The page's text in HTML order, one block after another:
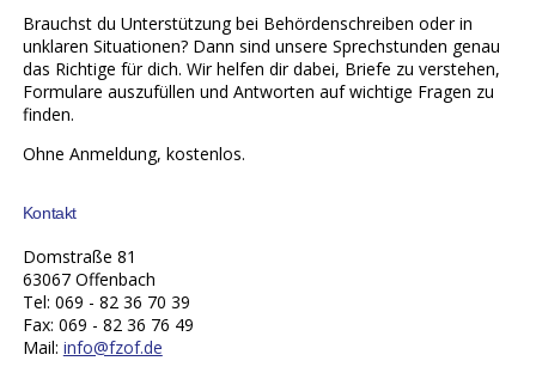
Brauchst du Unterstützung bei Behördenschreiben oder in
unklaren Situationen? Dann sind unsere Sprechstunden genau
das Richtige für dich. Wir helfen dir dabei, Briefe zu verstehen,
Formulare auszufüllen und Antworten auf wichtige Fragen zu
finden.
Ohne Anmeldung, kostenlos.
Kontakt
Domstraße 81
63067 Offenbach
Tel: 069 - 82 36 70 39
Fax: 069 - 82 36 76 49
Mail: info@fzof.de